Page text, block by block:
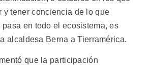
y tener conciencia de lo que
en todo el ecosistema, es
alcaldesa Berna a Tierramérica.
que la participación